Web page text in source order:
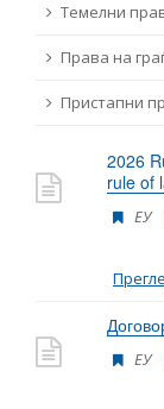
Од Мрежа 23
Датум на
Име, опис или
Темелни
Права на
Пристапни
2026
rule of
ЕУ
ЕУ